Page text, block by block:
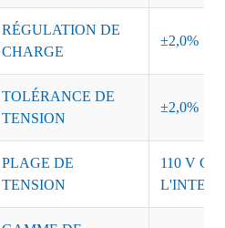
RÉGULATION DE
CHARGE
±2,0%
TOLÉRANCE DE
TENSION
±2,0%
PLAGE DE
TENSION
110 V CA